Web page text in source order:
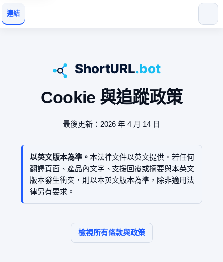
連結
Cookie 與追蹤政策
最後更新：2026 年 4 月 14 日
以英文版本為準。 本法律文件以英文提供。若任何
翻譯頁面、產品內文字、支援回覆或摘要與本英文
版本發生衝突，則以本英文版本為準，除非適用法
律另有要求。
檢視所有條款與政策